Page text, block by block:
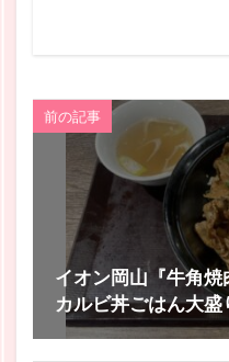
前の記事
イオン岡山『牛角
カルビ丼ごはん大盛